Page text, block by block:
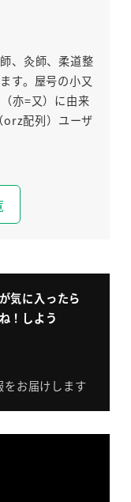
、灸師、柔道整
す。屋号の小又
亦=又）に由来
orz配列）ユーザ
気に入ったら
！しよう
をお届けします